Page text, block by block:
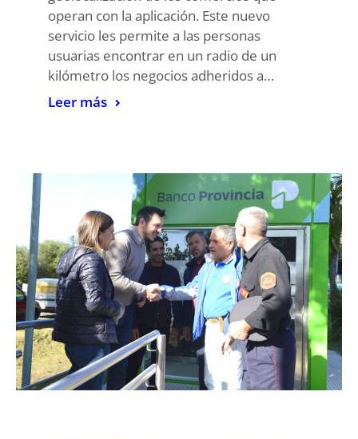
operan con la aplicación. Este nuevo
servicio les permite a las personas
usuarias encontrar en un radio de un
kilómetro los negocios adheridos a…
Leer más